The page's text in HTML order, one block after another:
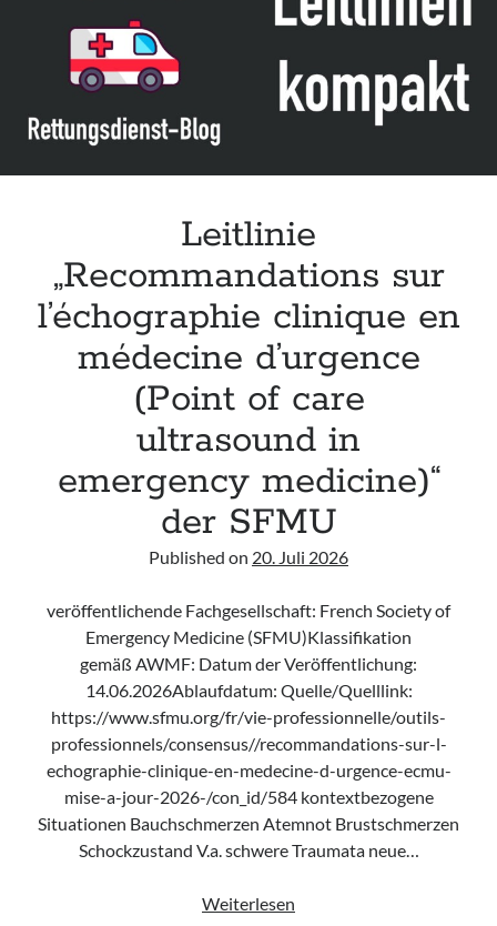
Leitlinie „Bauchschmerz bei Kindern und Jugendlichen – Bildgebende
Diagnostik“ der GPR
Leitlinie „Erbrechen im Kindes- und Jugendalter – Bildgebende
Diagnostik“ der GPR
Leitlinie „Kopfschmerzen bei Kindern und Jugendlichen – Bildgebende
Diagnostik“ der GPR
Leitlinie
„Recommandations sur
l’échographie clinique en
médecine d’urgence
(Point of care
ultrasound in
emergency medicine)“
der SFMU
Published on 20. Juli 2026
veröffentlichende Fachgesellschaft: French Society of
Emergency Medicine (SFMU)Klassifikation
gemäß AWMF: Datum der Veröffentlichung:
14.06.2026Ablaufdatum: Quelle/Quelllink:
https://www.sfmu.org/fr/vie-professionnelle/outils-
professionnels/consensus//recommandations-sur-l-
echographie-clinique-en-medecine-d-urgence-ecmu-
mise-a-jour-2026-/con_id/584 kontextbezogene
Situationen Bauchschmerzen Atemnot Brustschmerzen
Schockzustand V.a. schwere Traumata neue…
Weiterlesen